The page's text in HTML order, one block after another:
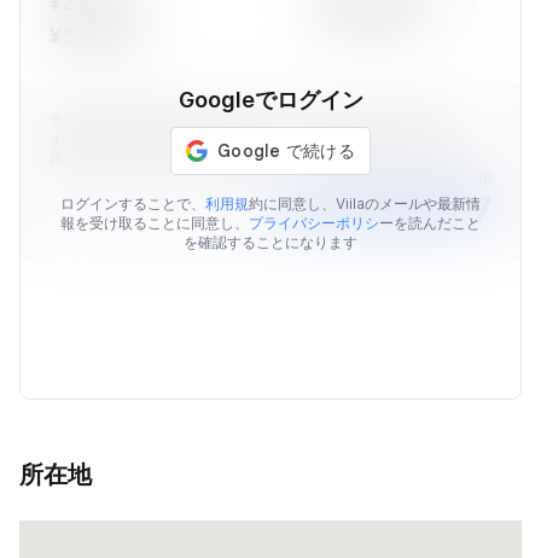
Googleでログイン
ログインすることで、 利用規約に同意し、Viilaのメールや最新情
報を受け取ることに同意し、 プライバシーポリシーを読んだこと
を確認することになります
す。表示されている予想価格はあくまでも目安であり、販売価
格を保証するものではありません。
AVERAGE MARKET VALUE
￥22,129,767
所在地